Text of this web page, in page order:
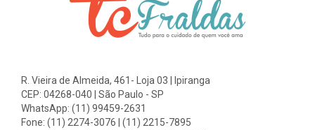
R. Vieira de Almeida, 461- Loja 03 | Ipiranga
CEP: 04268-040 | São Paulo - SP
WhatsApp: (11) 99459-2631
Fone: (11) 2274-3076 | (11) 2215-7895